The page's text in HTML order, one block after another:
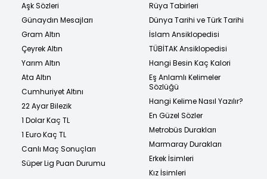
Aşk Sözleri
Günaydın Mesajları
Gram Altın
Çeyrek Altın
Yarım Altın
Ata Altın
Cumhuriyet Altını
22 Ayar Bilezik
1 Dolar Kaç TL
1 Euro Kaç TL
Canlı Maç Sonuçları
Süper Lig Puan Durumu
Rüya Tabirleri
Dünya Tarihi ve Türk Tarihi
İslam Ansiklopedisi
TÜBİTAK Ansiklopedisi
Hangi Besin Kaç Kalori
Eş Anlamlı Kelimeler
Sözlüğü
Hangi Kelime Nasıl Yazılır?
En Güzel Sözler
Metrobüs Durakları
Marmaray Durakları
Erkek İsimleri
Kız İsimleri